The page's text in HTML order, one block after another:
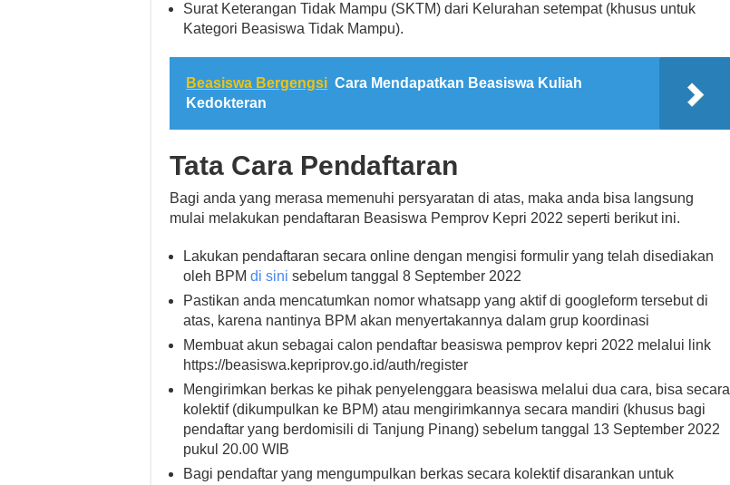
Surat Keterangan Tidak Mampu (SKTM) dari Kelurahan setempat (khusus untuk
Kategori Beasiswa Tidak Mampu).
Beasiswa Bergengsi Cara Mendapatkan Beasiswa Kuliah
Kedokteran
Tata Cara Pendaftaran
Bagi anda yang merasa memenuhi persyaratan di atas, maka anda bisa langsung
mulai melakukan pendaftaran Beasiswa Pemprov Kepri 2022 seperti berikut ini.
Lakukan pendaftaran secara online dengan mengisi formulir yang telah disediakan
oleh BPM di sini sebelum tanggal 8 September 2022
Pastikan anda mencatumkan nomor whatsapp yang aktif di googleform tersebut di
atas, karena nantinya BPM akan menyertakannya dalam grup koordinasi
Membuat akun sebagai calon pendaftar beasiswa pemprov kepri 2022 melalui link
https://beasiswa.kepriprov.go.id/auth/register
Mengirimkan berkas ke pihak penyelenggara beasiswa melalui dua cara, bisa secara
kolektif (dikumpulkan ke BPM) atau mengirimkannya secara mandiri (khusus bagi
pendaftar yang berdomisili di Tanjung Pinang) sebelum tanggal 13 September 2022
pukul 20.00 WIB
Bagi pendaftar yang mengumpulkan berkas secara kolektif disarankan untuk